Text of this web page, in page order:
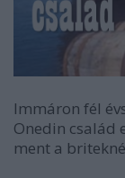
Immáron fél
Onedin család
ment a